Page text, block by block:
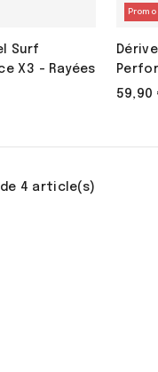
Surf
X3 - Rayées
Promo
59,90
4 article(s)